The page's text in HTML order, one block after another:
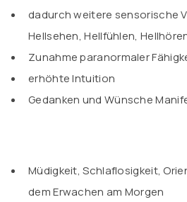
dadurch weitere sensorische
Hellsehen, Hellfühlen,
Zunahme paranormaler
erhöhte Intuition
Gedanken und Wünsche
Müdigkeit, Schlaflosigkeit,
dem Erwachen am Morgen